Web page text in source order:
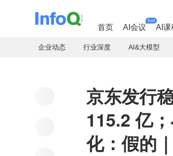
首页 AI会议
hot
AI课
企业动态 行业深度 AI&大模型
京东发行
115.2 亿
化：假的